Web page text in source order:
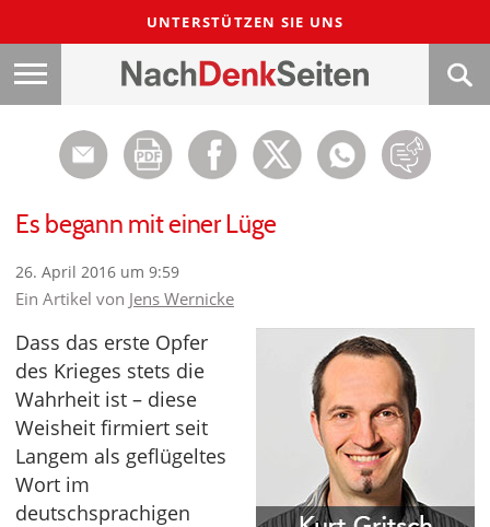
UNTERSTÜTZEN SIE UNS
Es begann mit einer Lüge
26. April 2016 um 9:59
Ein Artikel von Jens Wernicke
Dass das erste Opfer
des Krieges stets die
Wahrheit ist – diese
Weisheit firmiert seit
Langem als geflügeltes
Wort im
deutschsprachigen